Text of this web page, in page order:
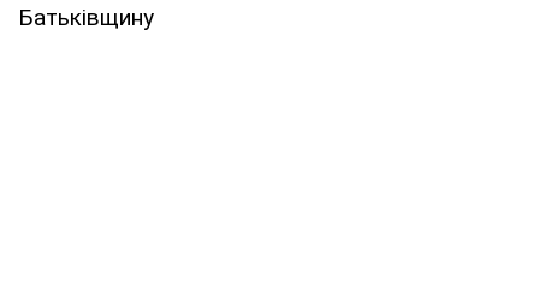
Батьківщину